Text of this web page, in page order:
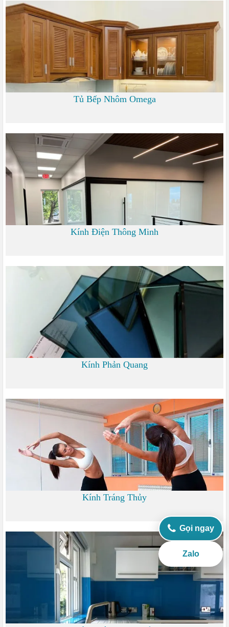
Tủ Bếp Nhôm Omega
6.000
Kính Điện Thông Minh
Kính Phản Quang
Kính Tráng Thủy
Gọi ngay
Zalo